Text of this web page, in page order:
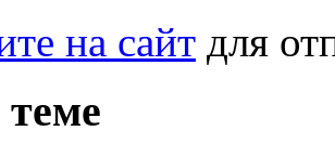
на сайт для